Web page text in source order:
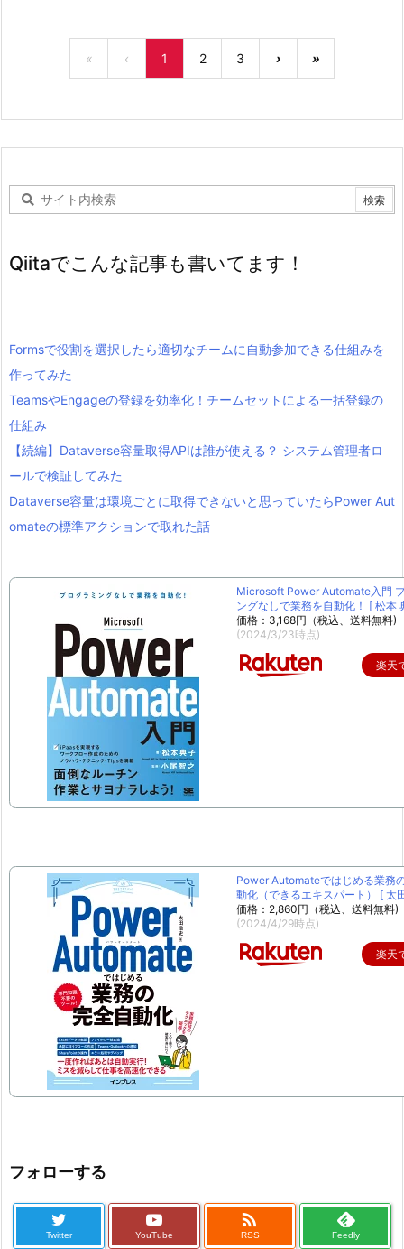
« ‹ 1 2 3 › »
Qiitaでこんな記事も書いてます！
Formsで役割を選択したら適切なチームに自動参加できる仕組みを
作ってみた
TeamsやEngageの登録を効率化！チームセットによる一括登録の
仕組み
【続編】Dataverse容量取得APIは誰が使える？ システム管理者ロ
ールで検証してみた
Dataverse容量は環境ごとに取得できないと思っていたらPower Aut
omateの標準アクションで取れた話
Microsoft Power Automate入門
ングなしで業務を自動化！ [ 松本
価格：3,168円（税込、送料無料)
(2024/3/23時点)
楽天
Power Automateではじめる業務
動化（できるエキスパート） [ 太
価格：2,860円（税込、送料無料)
(2024/4/29時点)
楽天
フォローする
Twitter YouTube

RSS Feedly